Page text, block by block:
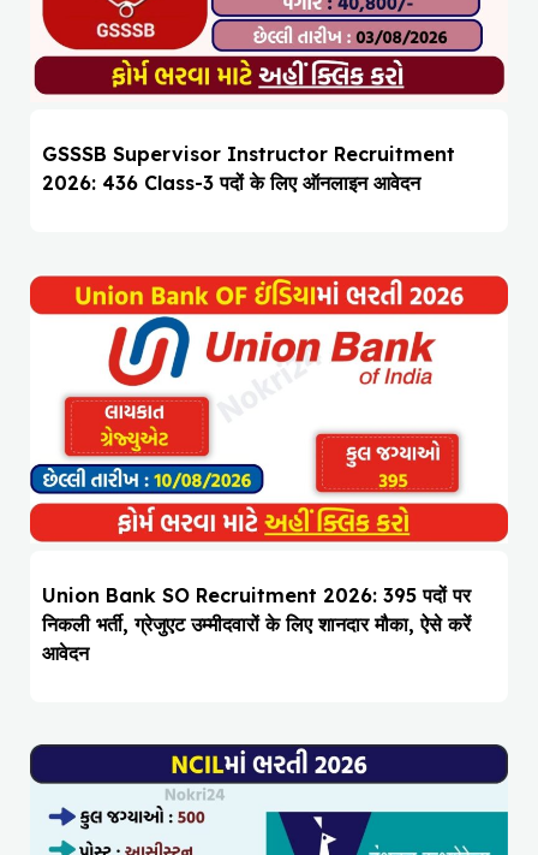
GSSSB Supervisor Instructor Recruitment
2026: 436 Class-3 पदों के लिए ऑनलाइन आवेदन
Union Bank SO Recruitment 2026: 395 पदों पर
निकली भर्ती, ग्रेजुएट उम्मीदवारों के लिए शानदार मौका, ऐसे करें
आवेदन